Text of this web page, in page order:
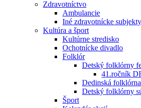
Zdravotníctvo
Ambulancie
Iné zdravotnícke subjekty
Kultúra a šport
Kultúrne stredisko
Ochotnícke divadlo
Folklór
Detský folklórny
41.ročník
Dedinská
Detský folklórny
Šport